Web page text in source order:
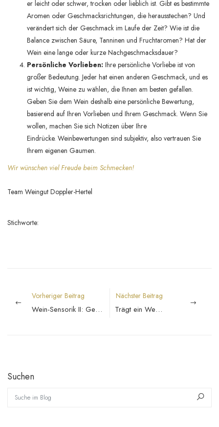
er leicht oder schwer, trocken oder lieblich ist. Gibt es bestimmte
Aromen oder Geschmacksrichtungen, die herausstechen? Und
verändert sich der Geschmack im Laufe der Zeit? Wie ist die
Balance zwischen Säure, Tanninen und Fruchtaromen? Hat der
Wein eine lange oder kurze Nachgeschmacksdauer?
Persönliche Vorlieben: Ihre persönliche Vorliebe ist von
großer Bedeutung. Jeder hat einen anderen Geschmack, und es
ist wichtig, Weine zu wählen, die Ihnen am besten gefallen.
Geben Sie dem Wein deshalb eine persönliche Bewertung,
basierend auf Ihren Vorlieben und Ihrem Geschmack. Wenn Sie
wollen, machen Sie sich Notizen über Ihre
Eindrücke. Weinbewertungen sind subjektiv, also vertrauen Sie
Ihrem eigenen Gaumen.
Wir wünschen viel Freude beim Schmecken!
Team Weingut Doppler-Hertel
Stichworte:
Vorheriger Beitrag
Wein-Sensorik II: Geschmack EINORDNEN
Nächster Beitrag
Trägt ein Wein eine Medaille, ist das ein Zeichen für seine große Klasse!
Suchen
Suche im Blog